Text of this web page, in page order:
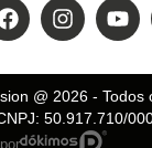
Agile
@ 2026- Todos
50.917.710/